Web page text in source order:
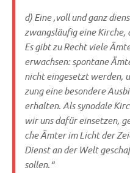
d) Eine ‚voll und ganz
zwangs­läu­fig eine Kir­che,
Es gibt zu Recht vie­le
erwach­sen: spon­ta­ne
nicht ein­ge­setzt wer­den,
zung eine beson­de­re
erhal­ten. Als syn­oda­le
wir uns dafür ein­set­zen,
che Ämter im Licht der
Dienst an der Welt
sollen.“